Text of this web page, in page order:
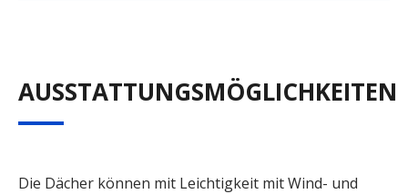
AUSSTATTUNGSMÖGLICHKEITEN
Die Dächer können mit Leichtigkeit mit Wind- und